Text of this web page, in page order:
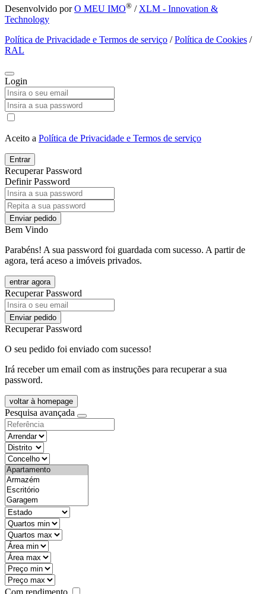
Desenvolvido porO MEU IMO® / XLM - Innovation &
Technology
Política de Privacidade e Termos de serviço /Política de Cookies /
RAL
Login
Aceito a Política de Privacidade e Termos de serviço
Entrar
Recuperar Password
Definir Password
Enviar pedido
Bem Vindo
Parabéns! A sua password foi guardada com sucesso. A partir de
agora, terá aceso a imóveis privados.
entrar agora
Recuperar Password
Enviar pedido
Recuperar Password
O seu pedido foi enviado com sucesso!
Irá receber um email com as instruções para recuperar a sua
password.
voltar à homepage
Pesquisa avançada
objective
districtId
countyId
types
state
mintypo
maxtypo
minarea
maxarea
minprice
maxprice
Com rendimento